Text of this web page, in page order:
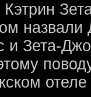
Кэтрин
и Зета-